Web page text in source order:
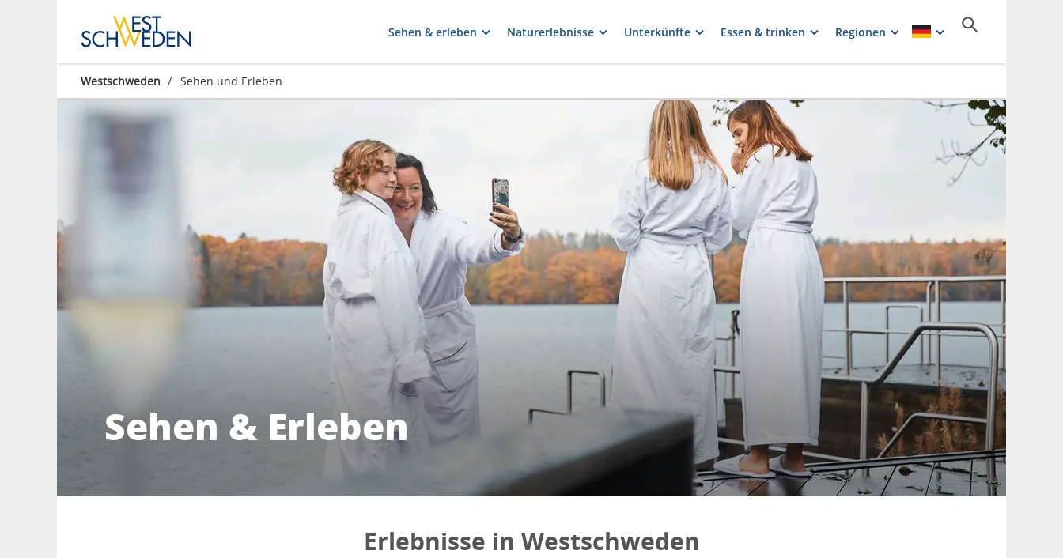
Sehen & erleben Naturerlebnisse Unterkünfte Essen & trinken Regionen
Westschweden / Sehen und Erleben
Sehen & Erleben
Erlebnisse in Westschweden